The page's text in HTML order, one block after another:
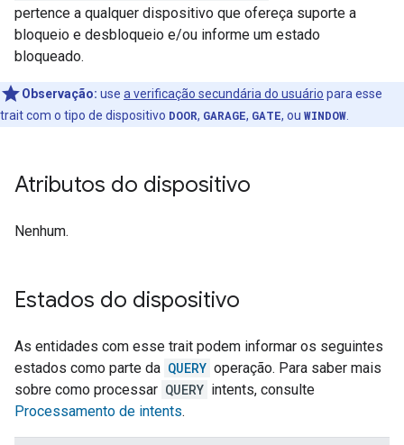
pertence a qualquer dispositivo que ofereça suporte a
bloqueio e desbloqueio e/ou informe um estado
bloqueado.
Observação: use a verificação secundária do usuário para esse
trait com o tipo de dispositivo DOOR, GARAGE, GATE, ou WINDOW
Atributos do dispositivo
Nenhum.
Estados do dispositivo
As entidades com esse trait podem informar os seguintes
estados como parte da QUERY operação. Para saber mais
sobre como processar QUERY intents, consulte
Processamento de intents.